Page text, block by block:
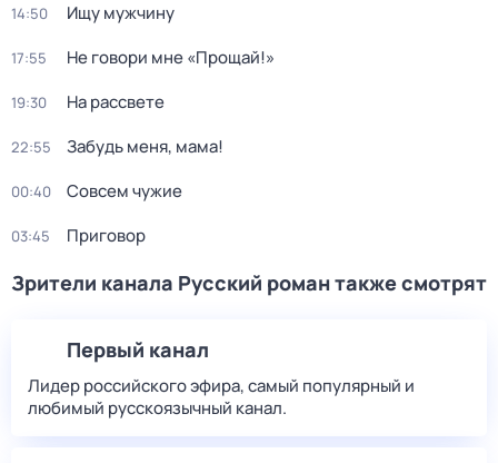
14:50 Ищу мужчину
17:55 Не говори мне «Прощай!»
19:30 На рассвете
22:55 Забудь меня, мама!
00:40 Совсем чужие
03:45 Приговор
Зрители канала Русский роман также смотрят
Первый канал
Лидер российского эфира, самый популярный и
любимый русскоязычный канал.